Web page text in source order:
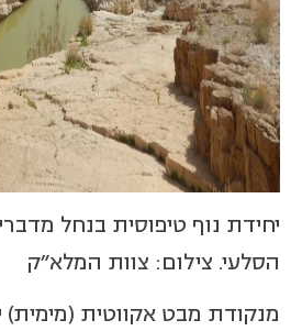
יחידת נוף טיפוסית בנחל
הסלעי. צילום: צוות המלא"ק
מנקודת מבט אקווטית (מימית)